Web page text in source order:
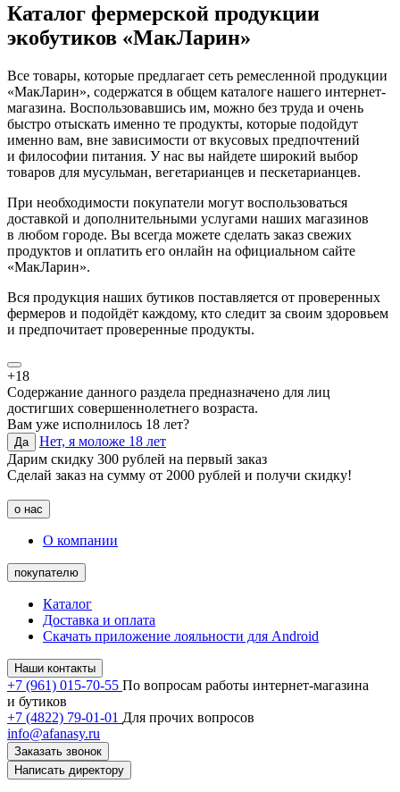
Каталог фермерской продукции
экобутиков «МакЛарин»
Все товары, которые предлагает сеть ремесленной продукции
«МакЛарин», содержатся в общем каталоге нашего интернет-
магазина. Воспользовавшись им, можно без труда и очень
быстро отыскать именно те продукты, которые подойдут
именно вам, вне зависимости от вкусовых предпочтений
и философии питания. У нас вы найдете широкий выбор
товаров для мусульман, вегетарианцев и пескетарианцев.
При необходимости покупатели могут воспользоваться
доставкой и дополнительными услугами наших магазинов
в любом городе. Вы всегда можете сделать заказ свежих
продуктов и оплатить его онлайн на официальном сайте
«МакЛарин».
Вся продукция наших бутиков поставляется от проверенных
фермеров и подойдёт каждому, кто следит за своим здоровьем
и предпочитает проверенные продукты.
+18
Содержание данного раздела предназначено для лиц
достигших совершеннолетнего возраста.
Вам уже исполнилось 18 лет?
Да
Нет, я моложе 18 лет
Дарим скидку 300 рублей на первый заказ
Сделай заказ на сумму от 2000 рублей и получи скидку!
о нас
О компании
покупателю
Каталог
Доставка и оплата
Скачать приложение лояльности для Android
Наши контакты
+7 (961) 015-70-55 По вопросам работы интернет-магазина
и бутиков
+7 (4822) 79-01-01 Для прочих вопросов
info@afanasy.ru
Заказать звонок
Написать директору